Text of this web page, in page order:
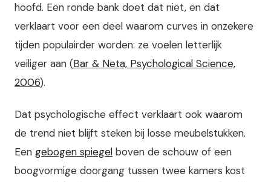
hoofd. Een ronde bank doet dat niet, en dat
verklaart voor een deel waarom curves in onzekere
tijden populairder worden: ze voelen letterlijk
veiliger aan (Bar & Neta, Psychological Science,
2006).
Dat psychologische effect verklaart ook waarom
de trend niet blijft steken bij losse meubelstukken.
Een gebogen spiegel boven de schouw of een
boogvormige doorgang tussen twee kamers kost